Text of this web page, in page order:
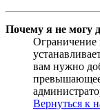
Почему я не могу
Ограничение
вам нужно
превышающее
Вернуться к